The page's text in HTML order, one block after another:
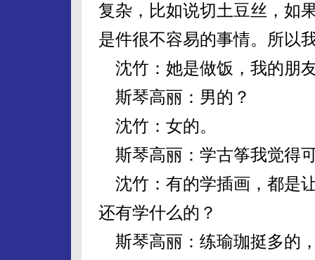
复杂，比如说切土豆丝，如
是件很不容易的事情。所以
沈竹：她是做饭，我的朋
斯琴高丽：男的？
沈竹：女的。
斯琴高丽：学古筝我觉得
沈竹：有的学插画，都是
还有学什么的？
斯琴高丽：练瑜珈挺多的